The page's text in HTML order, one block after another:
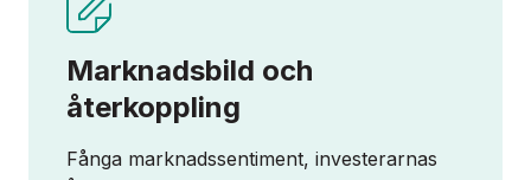
Marknadsbild och
återkoppling
Fånga marknadssentiment, investerarnas